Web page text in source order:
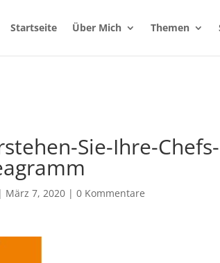
Startseite Über Mich Themen
Sie-Ihre-
| März 7, 2020| 0 Kommentare